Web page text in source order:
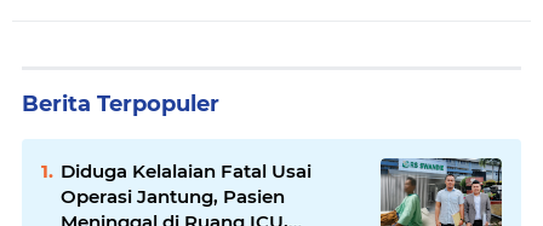
Berita Terpopuler
Diduga Kelalaian Fatal Usai
Operasi Jantung, Pasien
Meninggal di Ruang ICU,